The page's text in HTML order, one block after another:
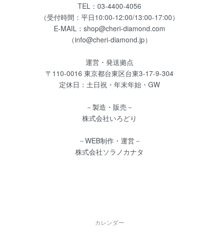
TEL：03-4400-4056
（受付時間：平日10:00-12:00/13:00-17:00）
E-MAIL： shop@cheri-diamond.com
（info@cheri-diamond.jp）
運営・発送拠点
〒110-0016 東京都台東区台東3-17-9-304
定休日：土日祝・年末年始・GW
－製造・販売－
株式会社いろどり
－WEB制作・運営－
株式会社ソラノカナタ
カレンダー